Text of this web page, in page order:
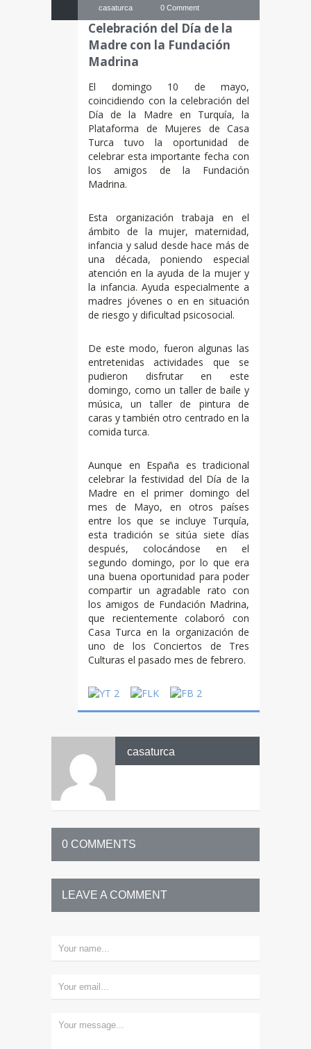
casaturca 0 Comment
Celebración del Día de la
Madre con la Fundación
Madrina
El domingo 10 de mayo,
coincidiendo con la celebración del
Día de la Madre en Turquía, la
Plataforma de Mujeres de Casa
Turca tuvo la oportunidad de
celebrar esta importante fecha con
los amigos de la Fundación
Madrina.
Esta organización trabaja en el
ámbito de la mujer, maternidad,
infancia y salud desde hace más de
una década, poniendo especial
atención en la ayuda de la mujer y
la infancia. Ayuda especialmente a
madres jóvenes o en en situación
de riesgo y dificultad psicosocial.
De este modo, fueron algunas las
entretenidas actividades que se
pudieron disfrutar en este
domingo, como un taller de baile y
música, un taller de pintura de
caras y también otro centrado en la
comida turca.
Aunque en España es tradicional
celebrar la festividad del Día de la
Madre en el primer domingo del
mes de Mayo, en otros países
entre los que se incluye Turquía,
esta tradición se sitúa siete días
después, colocándose en el
segundo domingo, por lo que era
una buena oportunidad para poder
compartir un agradable rato con
los amigos de Fundación Madrina,
que recientemente colaboró con
Casa Turca en la organización de
uno de los Conciertos de Tres
Culturas el pasado mes de febrero.
casaturca
0 COMMENTS
LEAVE A COMMENT